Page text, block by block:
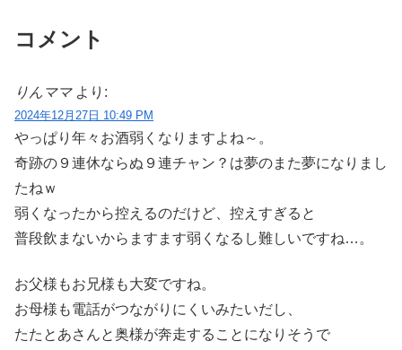
コメント
りんママ より:
2024年12月27日 10:49 PM
やっぱり年々お酒弱くなりますよね～。
奇跡の９連休ならぬ９連チャン？は夢のまた夢になりまし
たねｗ
弱くなったから控えるのだけど、控えすぎると
普段飲まないからますます弱くなるし難しいですね…。
お父様もお兄様も大変ですね。
お母様も電話がつながりにくいみたいだし、
たたとあさんと奥様が奔走することになりそうで